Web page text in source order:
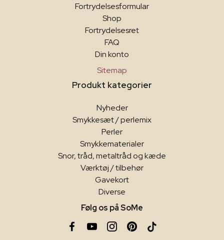
Fortrydelsesformular
Shop
Fortrydelsesret
FAQ
Din konto
Sitemap
Produkt kategorier
Nyheder
Smykkesæt / perlemix
Perler
Smykkematerialer
Snor, tråd, metaltråd og kæde
Værktøj / tilbehør
Gavekort
Diverse
Følg os på SoMe